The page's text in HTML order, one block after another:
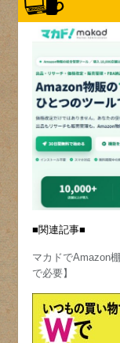
■関連記事■
マカドでAmazon
で必要】